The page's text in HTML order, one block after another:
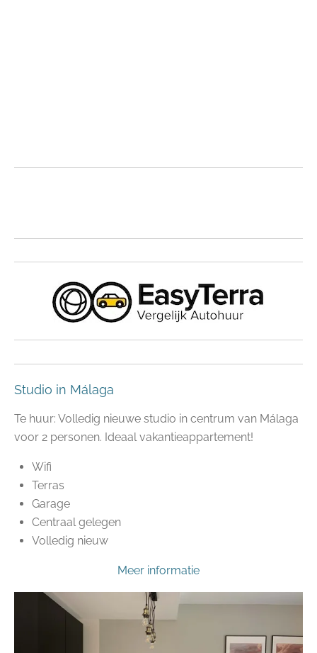
Studio in Málaga
Te huur: Volledig nieuwe studio in centrum van Málaga
voor 2 personen. Ideaal vakantieappartement!
Wifi
Terras
Garage
Centraal gelegen
Volledig nieuw
Meer informatie